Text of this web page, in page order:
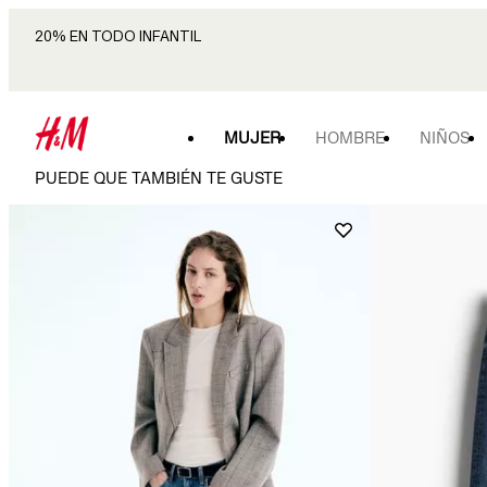
20% EN TODO INFANTIL
MUJER HOMBRE NIÑOS
PUEDE QUE TAMBIÉN TE GUSTE